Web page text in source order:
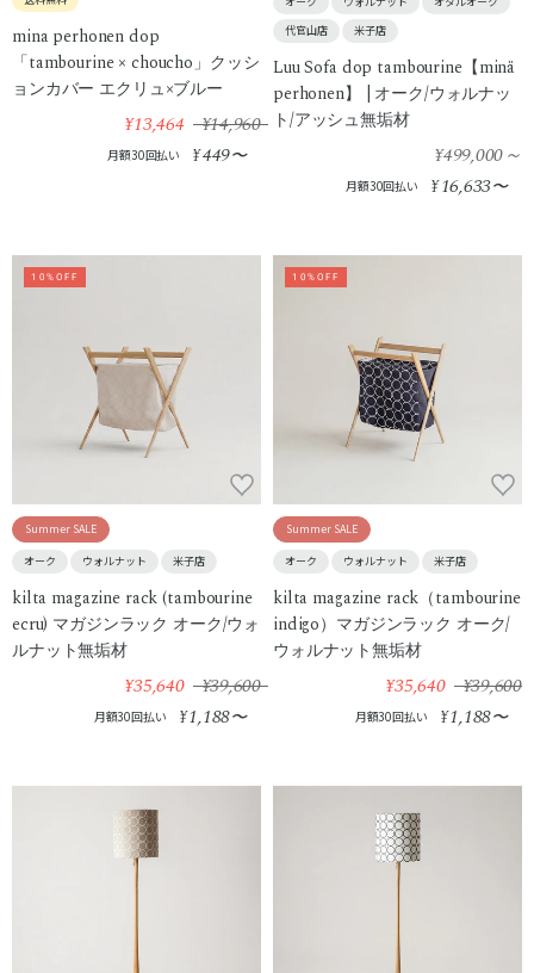
mina perhonen dop
「tambourine × choucho」クッシ
ョンカバー エクリュ×ブルー
¥13,464 ¥14,960
月額30回払い ¥449〜
代官山店
米子店
Luu Sofa dop tambourine【minä
perhonen】 | オーク/ウォルナッ
ト/アッシュ無垢材
¥499,000～
月額30回払い ¥16,633〜
10%OFF
Summer SALE
オーク ウォルナット 米子店
kilta magazine rack (tambourine
ecru) マガジンラック オーク/ウォ
ルナット無垢材
¥35,640 ¥39,600
月額30回払い ¥1,188〜
10%OFF
Summer SALE
オーク ウォルナット 米子店
kilta magazine rack（tambourine
indigo）マガジンラック オーク/
ウォルナット無垢材
¥35,640 ¥39,600
月額30回払い ¥1,188〜